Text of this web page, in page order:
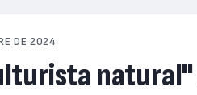
DE 2024
natural"